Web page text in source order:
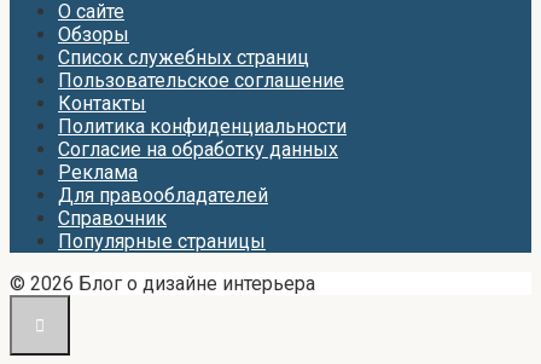
О сайте
Обзоры
Список служебных страниц
Пользовательское соглашение
Контакты
Политика конфиденциальности
Согласие на обработку данных
Реклама
Для правообладателей
Справочник
Популярные страницы
© 2026 Блог о дизайне интерьера